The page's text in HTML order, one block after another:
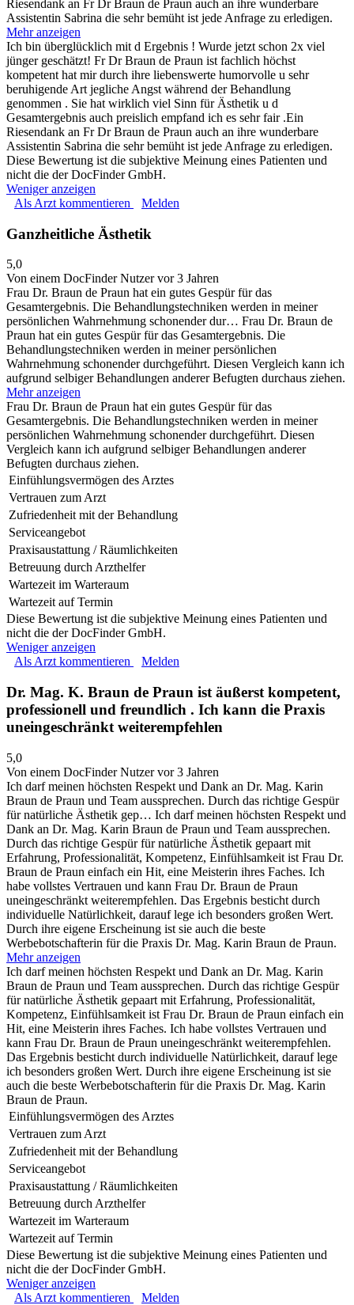
Riesendank an Fr Dr Braun de Praun auch an ihre wunderbare
Assistentin Sabrina die sehr bemüht ist jede Anfrage zu erledigen.
Mehr anzeigen
Ich bin überglücklich mit d Ergebnis ! Wurde jetzt schon 2x viel
jünger geschätzt! Fr Dr Braun de Praun ist fachlich höchst
kompetent hat mir durch ihre liebenswerte humorvolle u sehr
beruhigende Art jegliche Angst während der Behandlung
genommen . Sie hat wirklich viel Sinn für Ästhetik u d
Gesamtergebnis auch preislich empfand ich es sehr fair .Ein
Riesendank an Fr Dr Braun de Praun auch an ihre wunderbare
Assistentin Sabrina die sehr bemüht ist jede Anfrage zu erledigen.
Diese Bewertung ist die subjektive Meinung eines Patienten und
nicht die der DocFinder GmbH.
Weniger anzeigen
Als Arzt kommentieren
Melden
Ganzheitliche Ästhetik
5,0
Von einem DocFinder Nutzervor 3 Jahren
Frau Dr. Braun de Praun hat ein gutes Gespür für das
Gesamtergebnis. Die Behandlungstechniken werden in meiner
persönlichen Wahrnehmung schonender dur… Frau Dr. Braun de
Praun hat ein gutes Gespür für das Gesamtergebnis. Die
Behandlungstechniken werden in meiner persönlichen
Wahrnehmung schonender durchgeführt. Diesen Vergleich kann ich
aufgrund selbiger Behandlungen anderer Befugten durchaus ziehen.
Mehr anzeigen
Frau Dr. Braun de Praun hat ein gutes Gespür für das
Gesamtergebnis. Die Behandlungstechniken werden in meiner
persönlichen Wahrnehmung schonender durchgeführt. Diesen
Vergleich kann ich aufgrund selbiger Behandlungen anderer
Befugten durchaus ziehen.
Einfühlungsvermögen des Arztes
Vertrauen zum Arzt
Zufriedenheit mit der Behandlung
Serviceangebot
Praxisaustattung / Räumlichkeiten
Betreuung durch Arzthelfer
Wartezeit im Warteraum
Wartezeit auf Termin
Diese Bewertung ist die subjektive Meinung eines Patienten und
nicht die der DocFinder GmbH.
Weniger anzeigen
Als Arzt kommentieren
Melden
Dr. Mag. K. Braun de Praun ist äußerst kompetent,
professionell und freundlich . Ich kann die Praxis
uneingeschränkt weiterempfehlen
5,0
Von einem DocFinder Nutzervor 3 Jahren
Ich darf meinen höchsten Respekt und Dank an Dr. Mag. Karin
Braun de Praun und Team aussprechen. Durch das richtige Gespür
für natürliche Ästhetik gep… Ich darf meinen höchsten Respekt und
Dank an Dr. Mag. Karin Braun de Praun und Team aussprechen.
Durch das richtige Gespür für natürliche Ästhetik gepaart mit
Erfahrung, Professionalität, Kompetenz, Einfühlsamkeit ist Frau Dr.
Braun de Praun einfach ein Hit, eine Meisterin ihres Faches. Ich
habe vollstes Vertrauen und kann Frau Dr. Braun de Praun
uneingeschränkt weiterempfehlen. Das Ergebnis besticht durch
individuelle Natürlichkeit, darauf lege ich besonders großen Wert.
Durch ihre eigene Erscheinung ist sie auch die beste
Werbebotschafterin für die Praxis Dr. Mag. Karin Braun de Praun.
Mehr anzeigen
Ich darf meinen höchsten Respekt und Dank an Dr. Mag. Karin
Braun de Praun und Team aussprechen. Durch das richtige Gespür
für natürliche Ästhetik gepaart mit Erfahrung, Professionalität,
Kompetenz, Einfühlsamkeit ist Frau Dr. Braun de Praun einfach ein
Hit, eine Meisterin ihres Faches. Ich habe vollstes Vertrauen und
kann Frau Dr. Braun de Praun uneingeschränkt weiterempfehlen.
Das Ergebnis besticht durch individuelle Natürlichkeit, darauf lege
ich besonders großen Wert. Durch ihre eigene Erscheinung ist sie
auch die beste Werbebotschafterin für die Praxis Dr. Mag. Karin
Braun de Praun.
Einfühlungsvermögen des Arztes
Vertrauen zum Arzt
Zufriedenheit mit der Behandlung
Serviceangebot
Praxisaustattung / Räumlichkeiten
Betreuung durch Arzthelfer
Wartezeit im Warteraum
Wartezeit auf Termin
Diese Bewertung ist die subjektive Meinung eines Patienten und
nicht die der DocFinder GmbH.
Weniger anzeigen
Als Arzt kommentieren
Melden